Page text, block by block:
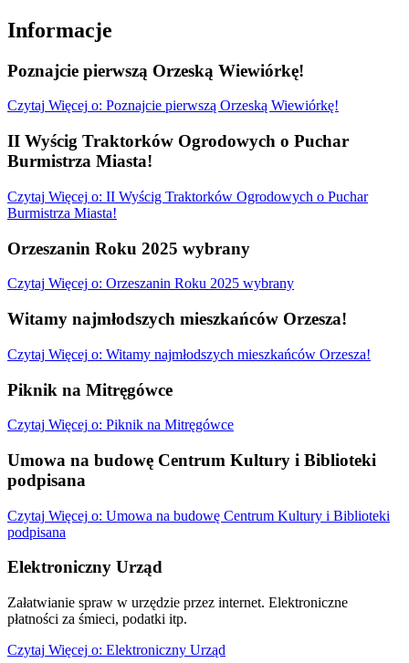
Informacje
Poznajcie pierwszą Orzeską Wiewiórkę!
Czytaj Więcej o: Poznajcie pierwszą Orzeską Wiewiórkę!
II Wyścig Traktorków Ogrodowych o Puchar
Burmistrza Miasta!
Czytaj Więcej o: II Wyścig Traktorków Ogrodowych o Puchar
Burmistrza Miasta!
Orzeszanin Roku 2025 wybrany
Czytaj Więcej o: Orzeszanin Roku 2025 wybrany
Witamy najmłodszych mieszkańców Orzesza!
Czytaj Więcej o: Witamy najmłodszych mieszkańców Orzesza!
Piknik na Mitręgówce
Czytaj Więcej o: Piknik na Mitręgówce
Umowa na budowę Centrum Kultury i Biblioteki
podpisana
Czytaj Więcej o: Umowa na budowę Centrum Kultury i Biblioteki
podpisana
Elektroniczny Urząd
Załatwianie spraw w urzędzie przez internet. Elektroniczne
płatności za śmieci, podatki itp.
Czytaj Więcej o: Elektroniczny Urząd